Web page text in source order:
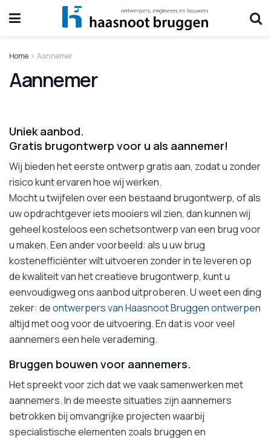
Home Aannemer
Aannemer
Uniek aanbod.
Gratis brugontwerp voor u als aannemer!
Wij bieden het eerste ontwerp gratis aan, zodat u zonder
risico kunt ervaren hoe wij werken.
Mocht u twijfelen over een bestaand brugontwerp, of als
uw opdrachtgever iets mooiers wil zien, dan kunnen wij
geheel kosteloos een schetsontwerp van een brug voor
u maken. Een ander voorbeeld: als u uw brug
kostenefficiënter wilt uitvoeren zonder in te leveren op
de kwaliteit van het creatieve brugontwerp, kunt u
eenvoudigweg ons aanbod uitproberen. U weet een ding
zeker: deontwerpers van Haasnoot Bruggen ontwerpen
altijd met oog voor de uitvoering. En dat is voor veel
aannemers een hele verademing.
Bruggen bouwen voor aannemers.
Het spreekt voor zich dat we vaak samenwerken met
aannemers. In de meeste situaties zijn aannemers
betrokken bij omvangrijke projecten waarbij
specialistische elementen zoals bruggen en